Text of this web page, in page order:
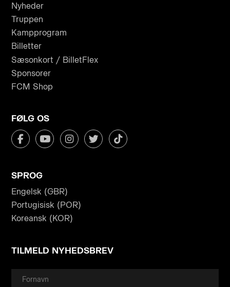
Nyheder
Truppen
Kampprogram
Billetter
Sæsonkort / BilletFlex
Sponsorer
FCM Shop
FØLG OS
SPROG
Engelsk (GBR)
Portugisisk (POR)
Koreansk (KOR)
TILMELD NYHEDSBREV